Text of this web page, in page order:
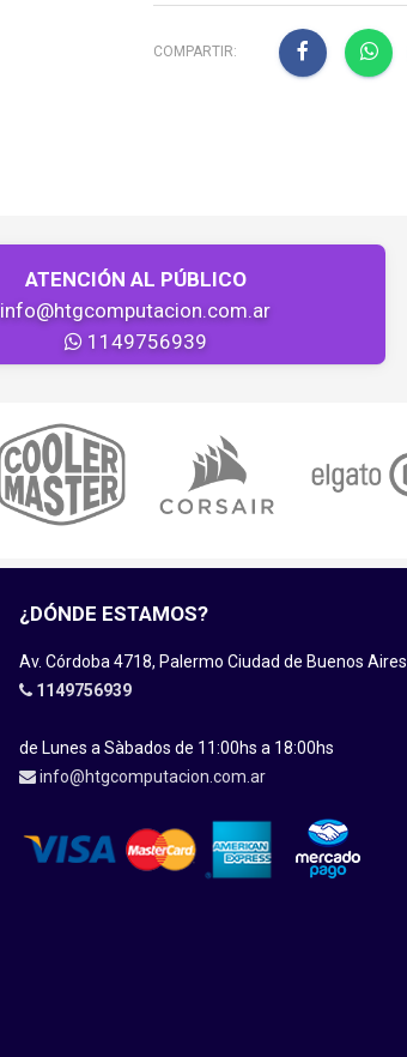
COMPARTIR:
ATENCIÓN AL PÚBLICO
info@htgcomputacion.com.ar
1149756939
¿DÓNDE ESTAMOS?
Av. Córdoba 4718, Palermo Ciudad de Buenos Aires
1149756939
de Lunes a Sàbados de 11:00hs a 18:00hs
info@htgcomputacion.com.ar